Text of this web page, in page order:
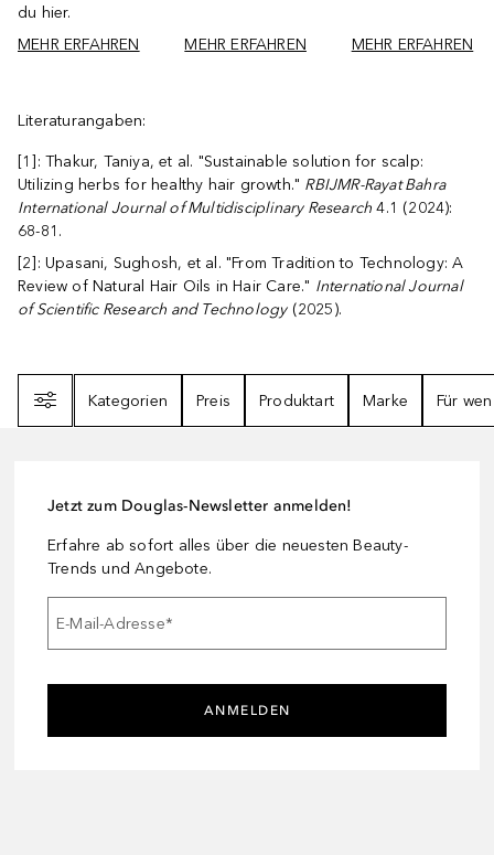
du hier.
MEHR ERFAHREN
MEHR ERFAHREN MEHR ERFAHREN
Literaturangaben:
[1]: Thakur, Taniya, et al. "Sustainable solution for scalp:
Utilizing herbs for healthy hair growth." RBIJMR-Rayat Bahra
International Journal of Multidisciplinary Research 4.1 (2024):
68-81.
[2]: Upasani, Sughosh, et al. "From Tradition to Technology: A
Review of Natural Hair Oils in Hair Care." International Journal
of Scientific Research and Technology(2025).
Kategorien
Preis Produktart Marke Für wen
Jetzt zum Douglas-Newsletter anmelden!
Erfahre ab sofort alles über die neuesten Beauty-
Trends und Angebote.
E-Mail-Adresse*
ANMELDEN